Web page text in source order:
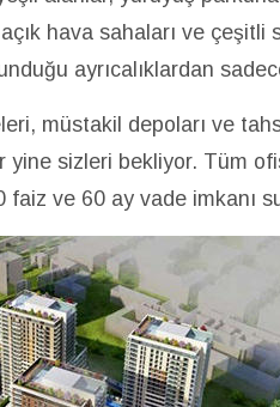
hava sahaları ve çeşitli
ayrıcalıklardan
müstakil depoları ve
yine sizleri bekliyor. Tüm
faiz ve 60 ay vade imkanı